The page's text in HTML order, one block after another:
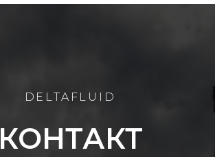
DELTAFLUID
КОНТАКТ